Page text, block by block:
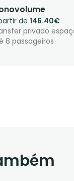
de 146.40€
privado
8 passageiros